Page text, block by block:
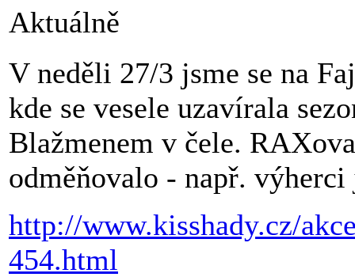
Aktuálně
V neděli 27/3 jsme se na
kde se vesele uzavírala
Blažmenem v čele.
odměňovalo - např.
http://www.kisshady.cz/
454.html